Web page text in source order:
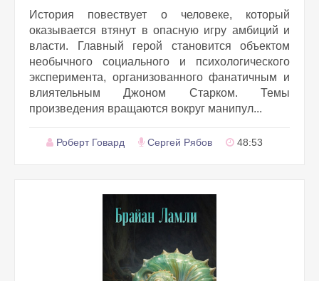
История повествует о человеке, который
оказывается втянут в опасную игру амбиций и
власти. Главный герой становится объектом
необычного социального и психологического
эксперимента, организованного фанатичным и
влиятельным Джоном Старком. Темы
произведения вращаются вокруг манипул...
Роберт Говард Сергей Рябов 48:53